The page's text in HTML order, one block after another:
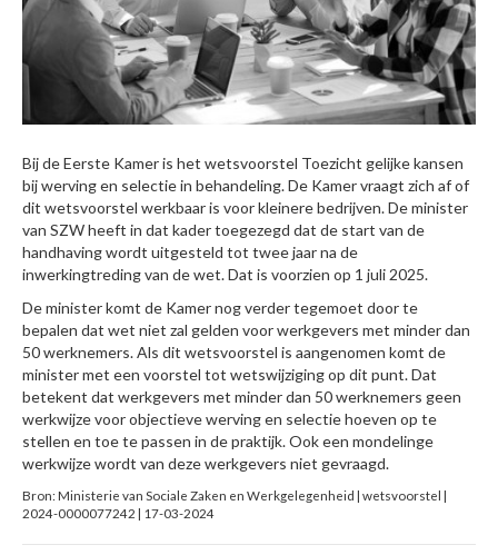
Bij de Eerste Kamer is het wetsvoorstel Toezicht gelijke kansen
bij werving en selectie in behandeling. De Kamer vraagt zich af of
dit wetsvoorstel werkbaar is voor kleinere bedrijven. De minister
van SZW heeft in dat kader toegezegd dat de start van de
handhaving wordt uitgesteld tot twee jaar na de
inwerkingtreding van de wet. Dat is voorzien op 1 juli 2025.
De minister komt de Kamer nog verder tegemoet door te
bepalen dat wet niet zal gelden voor werkgevers met minder dan
50 werknemers. Als dit wetsvoorstel is aangenomen komt de
minister met een voorstel tot wetswijziging op dit punt. Dat
betekent dat werkgevers met minder dan 50 werknemers geen
werkwijze voor objectieve werving en selectie hoeven op te
stellen en toe te passen in de praktijk. Ook een mondelinge
werkwijze wordt van deze werkgevers niet gevraagd.
Bron: Ministerie van Sociale Zaken en Werkgelegenheid | wetsvoorstel |
2024-0000077242 | 17-03-2024